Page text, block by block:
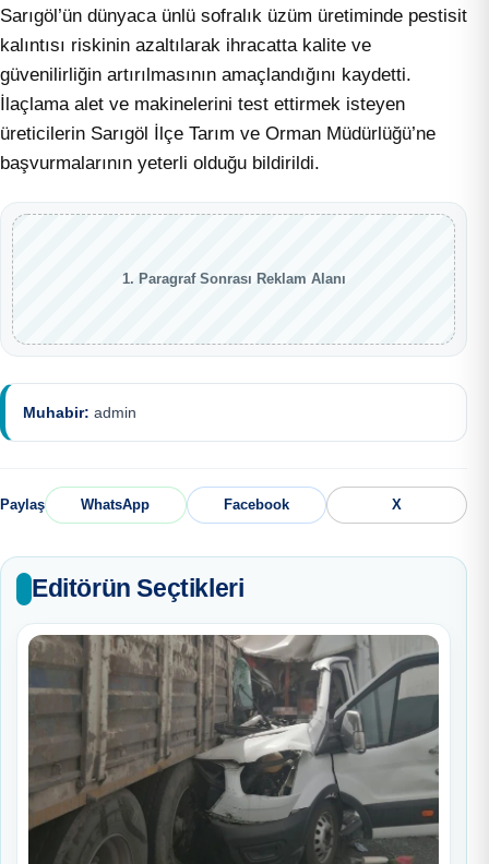
Sarıgöl’ün dünyaca ünlü sofralık üzüm üretiminde pestisit
kalıntısı riskinin azaltılarak ihracatta kalite ve
güvenilirliğin artırılmasının amaçlandığını kaydetti.
İlaçlama alet ve makinelerini test ettirmek isteyen
üreticilerin Sarıgöl İlçe Tarım ve Orman Müdürlüğü’ne
başvurmalarının yeterli olduğu bildirildi.
1. Paragraf Sonrası Reklam Alanı
Muhabir: admin
Paylaş WhatsApp Facebook X
Editörün Seçtikleri